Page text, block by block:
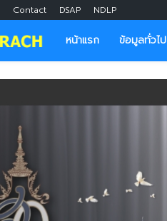
Contact DSAP NDLP
หน้าแรก ข้อมูลทั่วไป